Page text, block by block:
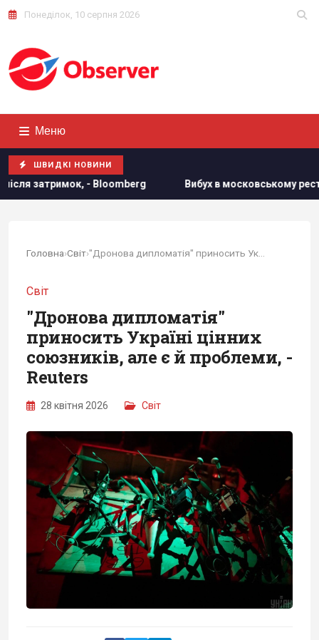
Понеділок, 10 серпня 2026
Меню
ШВИДКІ НОВИНИ
Вибух в московському ресторані: ЗМІ дізналися нові
Головна›Світ›
Світ
"Дронова дипломатія"
приносить Україні цінних
союзників, але є й проблеми, -
Reuters
28 квітня 2026 Світ